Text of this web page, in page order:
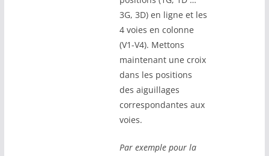
3G, 3D) en ligne et les
4 voies en colonne
(V1-V4). Mettons
maintenant une croix
dans les positions
des aiguillages
correspondantes aux
voies.
Par exemple pour la